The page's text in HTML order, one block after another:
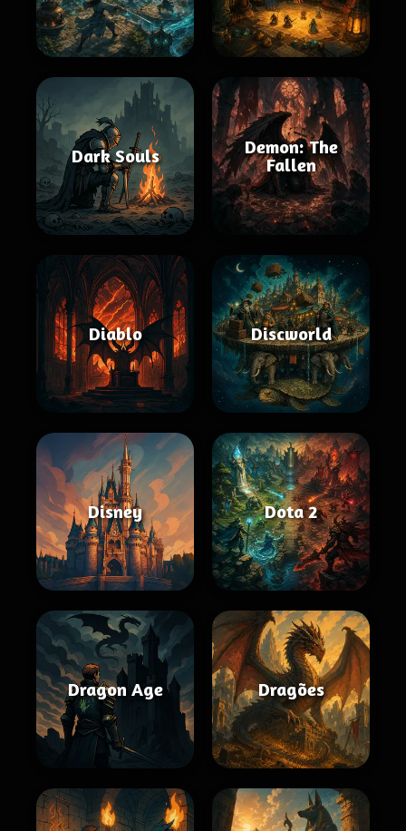
Dark Souls
Demon: The
Fallen
Diablo Discworld
Disney Dota 2
Dragon Age Dragões